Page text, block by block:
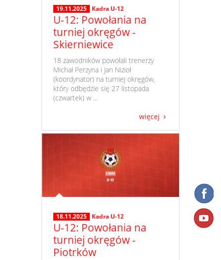
19.11.2025 Kadra U-12
U-12: Powołania na
turniej okręgów -
Skierniewice
​ 18 zawodników powołali trenerzy
Michał Perzyna i Jan Nizioł
(koordynator) na turniej okręgów,
który odbędzie się 27 listopada
(czwartek) w ...
więcej
18.11.2025 Kadra U-12
U-12: Powołania na
turniej okręgów -
Piotrków